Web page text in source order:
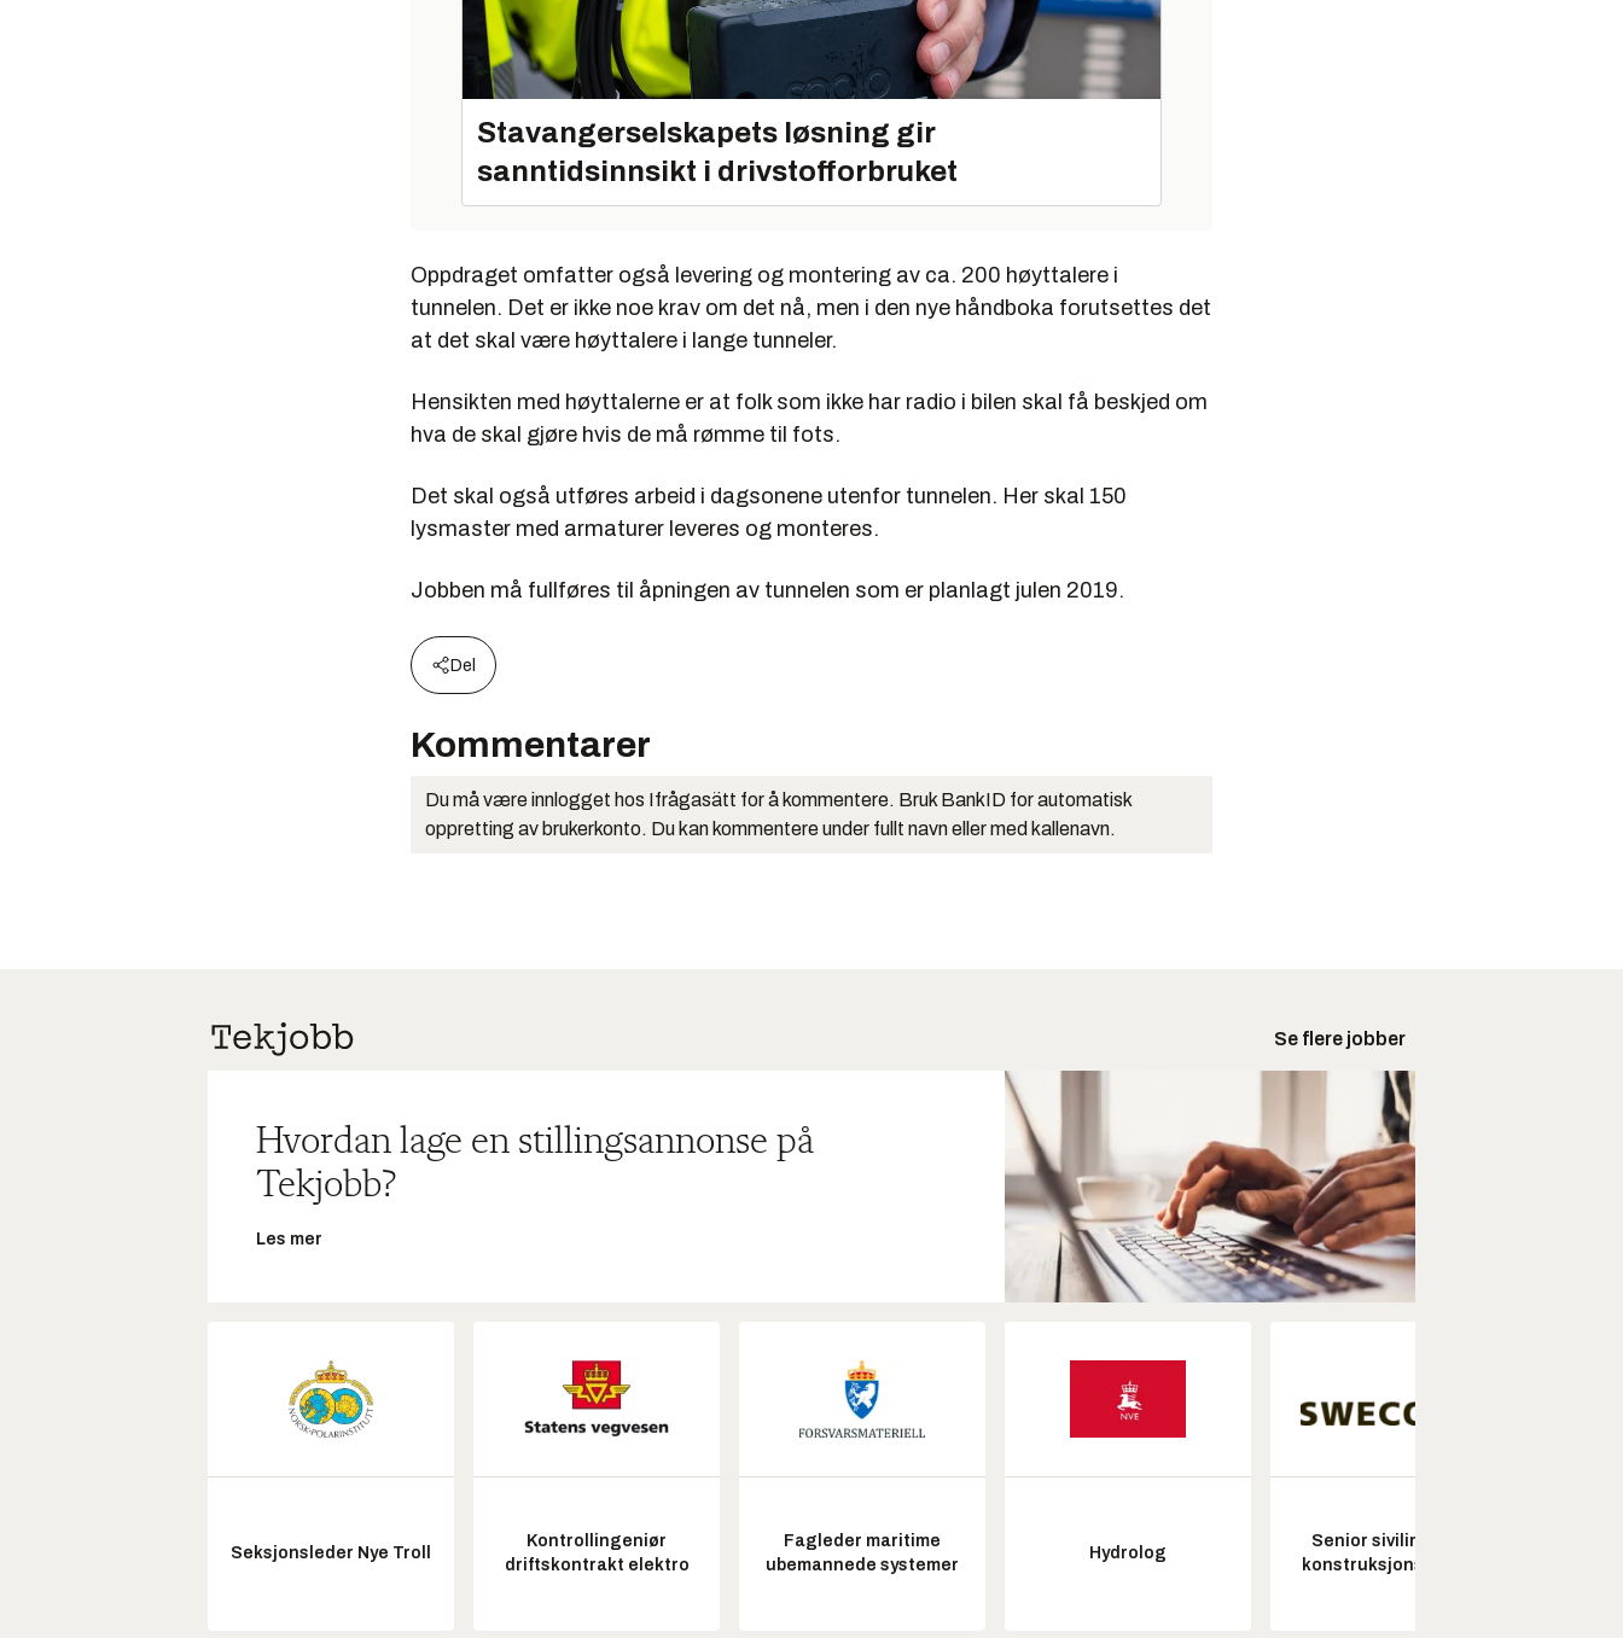
Stavangerselskapets løsning gir
sanntidsinnsikt i drivstofforbruket
Oppdraget omfatter også levering og montering av ca. 200 høyttalere i
tunnelen. Det er ikke noe krav om det nå, men i den nye håndboka forutsettes det
at det skal være høyttalere i lange tunneler.
Hensikten med høyttalerne er at folk som ikke har radio i bilen skal få beskjed om
hva de skal gjøre hvis de må rømme til fots.
Det skal også utføres arbeid i dagsonene utenfor tunnelen. Her skal 150
lysmaster med armaturer leveres og monteres.
Jobben må fullføres til åpningen av tunnelen som er planlagt julen 2019.
Del
Kommentarer
Du må være innlogget hos Ifrågasätt for å kommentere. Bruk BankID for automatisk
oppretting av brukerkonto. Du kan kommentere under fullt navn eller med kallenavn.
Se flere jobber
Hvordan lage en stillingsannonse på
Tekjobb?
Les mer
Seksjonsleder Nye Troll
Kontrollingeniør
driftskontrakt elektro
Fagleder maritime
ubemannede systemer
Hydrolog
Senior sivilingeniør
konstruksjonsteknikk